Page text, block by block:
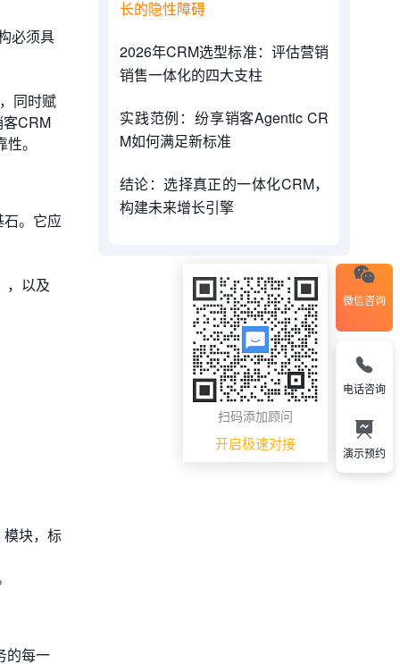
必须具
同时赋
CRM
。
。它应
，以及
模块，标
的每一
长的隐性障碍
2026年CRM选型标准：评估营销
销售一体化的四大支柱
实践范例：纷享销客Agentic CR
M如何满足新标准
结论：选择真正的一体化CRM，
构建未来增长引擎
微信咨询
扫码添加顾问
开启极速对接
电话咨询
演示预约